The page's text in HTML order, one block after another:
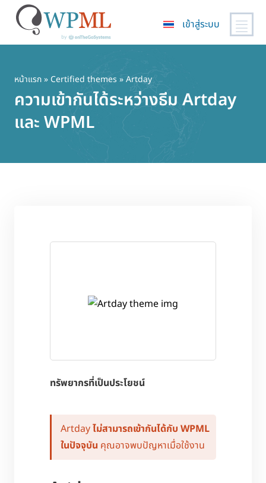
เนื้อหา
หลัก
เข้าสู่ระบบ
หน้าแรก» Certified themes » Artday
ความเข้ากันได้ระหว่างธีม Artday
และ WPML
ทรัพยากรที่เป็นประโยชน์
Artdayไม่สามารถเข้ากันได้กับ WPML
ในปัจจุบัน คุณอาจพบปัญหาเมื่อใช้งาน